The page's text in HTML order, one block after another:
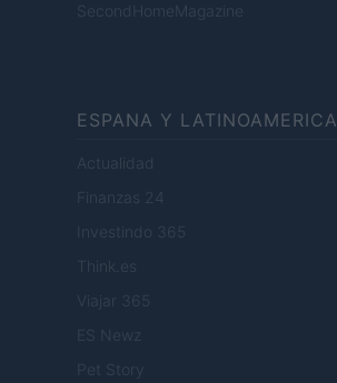
SecondHomeMagazine
ESPANA Y LATINOAMERICA
Actualidad
Finanzas 24
Investindo 365
Think.es
Viajar 365
ES Newz
Pet Story